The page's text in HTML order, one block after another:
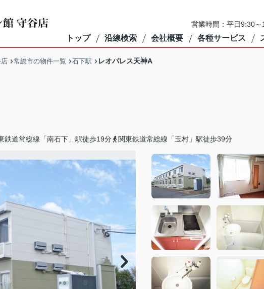
営業時間：平日9:30
トップ 沿線検索 会社概要 各種サービス
常総市の物件一覧 石下駅 レオパレス天神A
鉄道常総線「南石下」駅徒歩19分 関東鉄道常総線「玉村」駅徒歩39分